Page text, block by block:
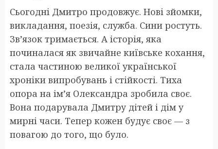
Сьогодні Дмитро продовжує. Нові зйомки,
викладання, поезія, служба. Сини ростуть.
Зв’язок тримається. А історія, яка
починалася як звичайне київське кохання,
стала частиною великої української
хроніки випробувань і стійкості. Тиха
опора на ім’я Олександра зробила своє.
Вона подарувала Дмитру дітей і дім у
мирні часи. Тепер кожен будує своє — з
повагою до того, що було.